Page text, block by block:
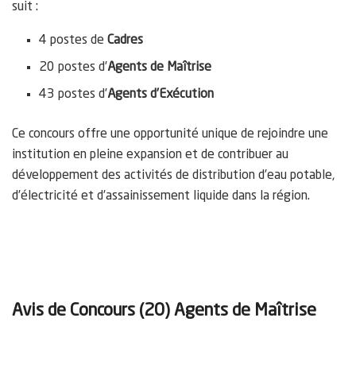
suit :
4 postes deCadres
20 postes d’Agents de Maîtrise
43 postes d’Agents d’Exécution
Ce concours offre une opportunité unique de rejoindre une
institution en pleine expansion et de contribuer au
développement des activités de distribution d’eau potable,
d’électricité et d’assainissement liquide dans la région.
Avis de Concours (20) Agents de Maîtrise